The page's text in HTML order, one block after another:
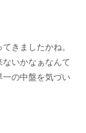
きましたかね。
いかなぁなんて
の中盤を気づい